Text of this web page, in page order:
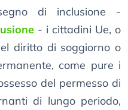
di inclusione -
- i cittadini Ue, o
diritto di soggiorno o
come pure i
del permesso di
di lungo periodo,